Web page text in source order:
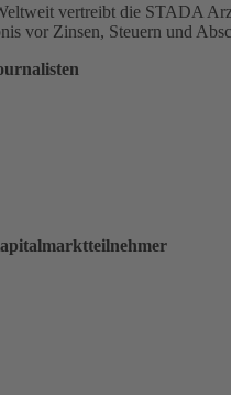
vertreibt die STADA
vor Zinsen, Steuern und